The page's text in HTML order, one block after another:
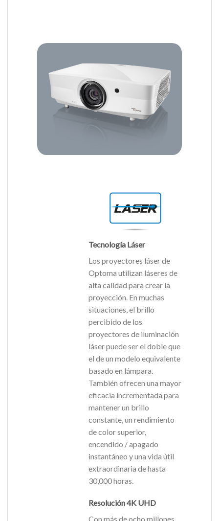
Tecnología Láser
Los proyectores láser de
Optoma utilizan láseres de
alta calidad para crear la
proyección. En muchas
situaciones, el brillo
percibido de los
proyectores de iluminación
láser puede ser el doble que
el de un modelo equivalente
basado en lámpara.
También ofrecen una mayor
eficacia incrementada para
mantener un brillo
constante, un rendimiento
de color superior,
encendido / apagado
instantáneo y una vida útil
extraordinaria de hasta
30,000 horas.
Resolución 4K UHD
Con más de ocho millones